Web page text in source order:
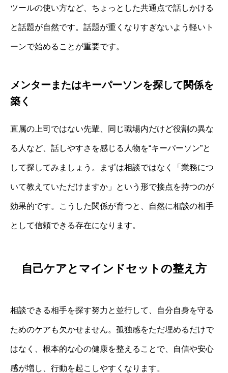
ツールの使い方など、ちょっとした共通点で話しかける
と話題が自然です。話題が重くなりすぎないよう軽いト
ーンで始めることが重要です。
メンターまたはキーパーソンを探して関係を
築く
直属の上司ではない先輩、同じ職場内だけど役割の異な
る人など、話しやすさを感じる人物を“キーパーソン”と
して探してみましょう。まずは相談ではなく「業務につ
いて教えていただけますか」という形で接点を持つのが
効果的です。こうした関係が育つと、自然に相談の相手
として信頼できる存在になります。
自己ケアとマインドセットの整え方
相談できる相手を探す努力と並行して、自分自身を守る
ためのケアも欠かせません。孤独感をただ埋めるだけで
はなく、根本的な心の健康を整えることで、自信や安心
感が増し、行動を起こしやすくなります。